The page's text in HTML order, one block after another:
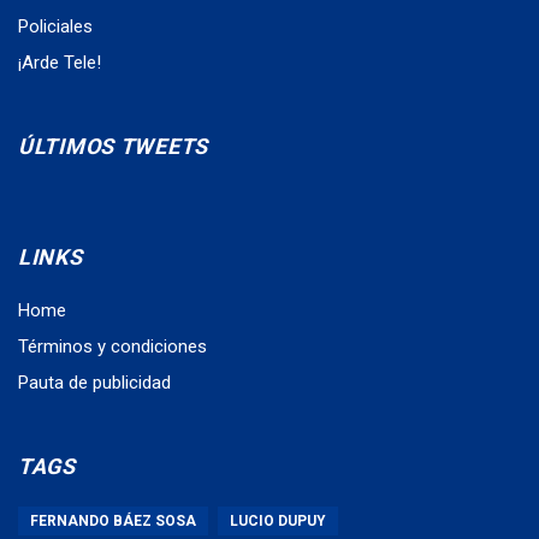
Policiales
¡Arde Tele!
ÚLTIMOS TWEETS
LINKS
Home
Términos y condiciones
Pauta de publicidad
TAGS
FERNANDO BÁEZ SOSA LUCIO DUPUY